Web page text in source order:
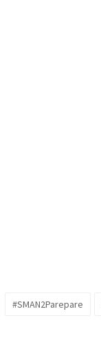
#SMAN2Parepare